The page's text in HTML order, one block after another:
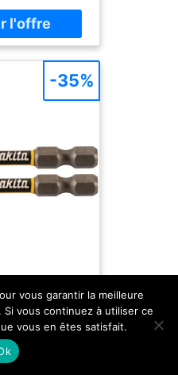
(L x W x
x 60 x 8 mm
E-03355
de
Impact
-35%
vous garantir la meilleure
vous continuez à utiliser ce
vous en êtes satisfait.